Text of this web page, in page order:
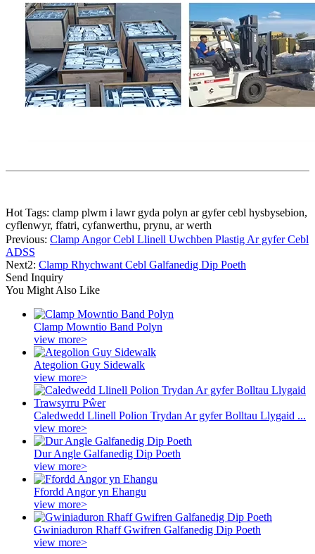
Hot Tags: clamp plwm i lawr gyda polyn ar gyfer cebl hysbysebion,
cyflenwyr, ffatri, cyfanwerthu, prynu, ar werth
Previous: Clamp Angor Cebl Llinell Uwchben Plastig Ar gyfer Cebl
ADSS
Next2: Clamp Rhychwant Cebl Galfanedig Dip Poeth
Send Inquiry
You Might Also Like
Clamp Mowntio Band Polyn
view more>
Ategolion Guy Sidewalk
view more>
Caledwedd Llinell Polion Trydan Ar gyfer Bolltau Llygaid ...
view more>
Dur Angle Galfanedig Dip Poeth
view more>
Ffordd Angor yn Ehangu
view more>
Gwiniaduron Rhaff Gwifren Galfanedig Dip Poeth
view more>